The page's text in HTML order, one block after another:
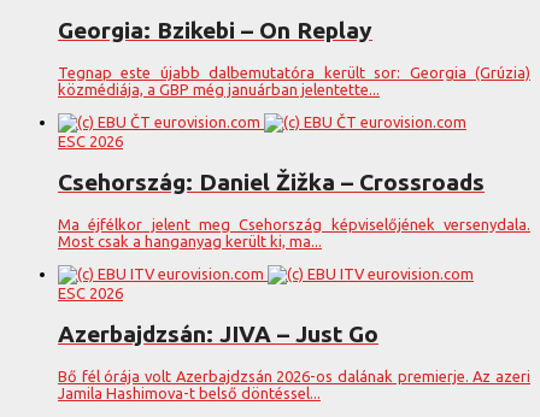
Georgia: Bzikebi – On Replay
Tegnap este újabb dalbemutatóra került sor: Georgia (Grúzia)
közmédiája, a GBP még januárban jelentette...
ESC 2026
Csehország: Daniel Žižka – Crossroads
Ma éjfélkor jelent meg Csehország képviselőjének versenydala.
Most csak a hanganyag került ki, ma...
ESC 2026
Azerbajdzsán: JIVA – Just Go
Bő fél órája volt Azerbajdzsán 2026-os dalának premierje. Az azeri
Jamila Hashimova-t belső döntéssel...